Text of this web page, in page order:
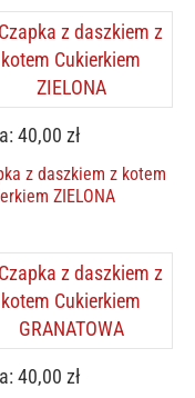
40,00 zł
z daszkiem z kotem
ZIELONA
40,00 zł